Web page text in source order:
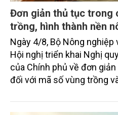
Đơn giản thủ tục trong
trồng, hình thành nền
Ngày 4/8, Bộ Nông
Hội nghị triển khai Nghị
của Chính phủ về đơn
đối với mã số vùng trồng